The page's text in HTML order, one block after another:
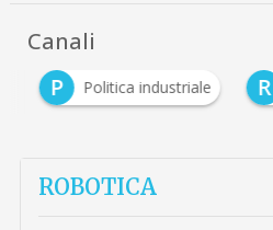
Canali
P Politica industriale R
ROBOTICA